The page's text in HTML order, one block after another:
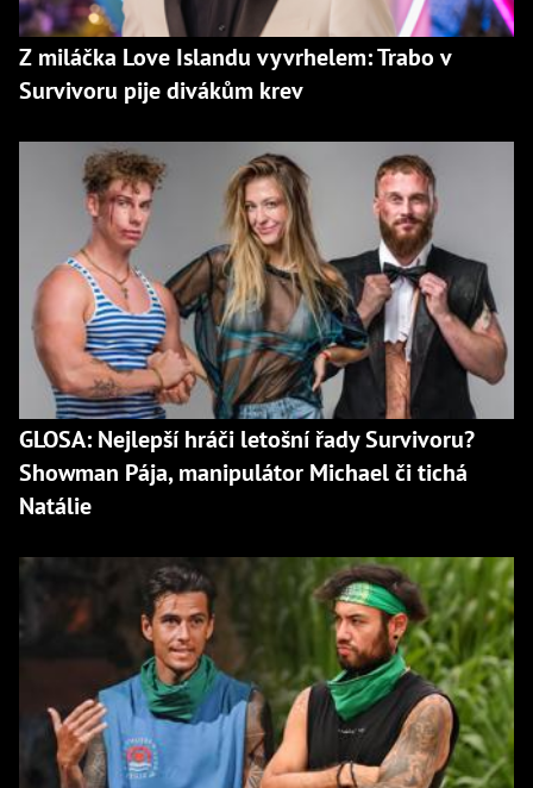
Z miláčka Love Islandu vyvrhelem: Trabo v
Survivoru pije divákům krev
GLOSA: Nejlepší hráči letošní řady Survivoru?
Showman Pája, manipulátor Michael či tichá
Natálie